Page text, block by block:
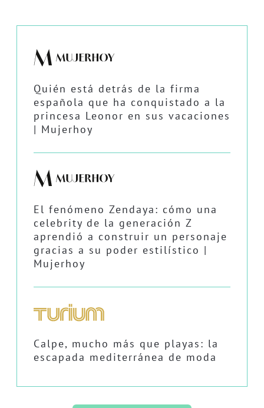
Quién está detrás de la firma
española que ha conquistado a la
princesa Leonor en sus vacaciones
| Mujerhoy
El fenómeno Zendaya: cómo una
celebrity de la generación Z
aprendió a construir un personaje
gracias a su poder estilístico |
Mujerhoy
Calpe, mucho más que playas: la
escapada mediterránea de moda